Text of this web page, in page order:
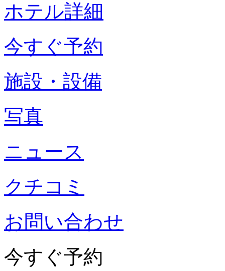
ホテル詳細
今すぐ予約
施設・設備
写真
ニュース
クチコミ
お問い合わせ
今すぐ予約